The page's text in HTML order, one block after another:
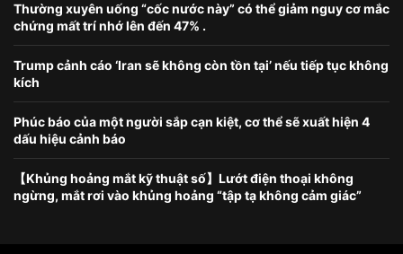
Thường xuyên uống “cốc nước này” có thể giảm nguy cơ mắc
chứng mất trí nhớ lên đến 47% .
Trump cảnh cáo ‘Iran sẽ không còn tồn tại’ nếu tiếp tục không
kích
Phúc báo của một người sắp cạn kiệt, cơ thể sẽ xuất hiện 4
dấu hiệu cảnh báo
【Khủng hoảng mắt kỹ thuật số】Lướt điện thoại không
ngừng, mắt rơi vào khủng hoảng “tập tạ không cảm giác”